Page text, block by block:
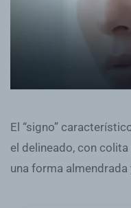
El “signo”
el delineado, con
una forma almendrada